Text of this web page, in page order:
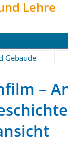
Lehre
Gebäude
–